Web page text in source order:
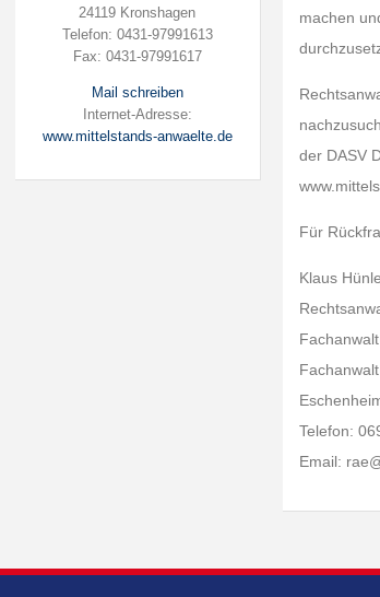
24119 Kronshagen
Telefon: 0431-97991613
Fax: 0431-97991617
Mail schreiben
Internet-Adresse:
www.mittelstands-anwaelte.de
machen
der DASV
Für
Klaus
Telefon:
Email: